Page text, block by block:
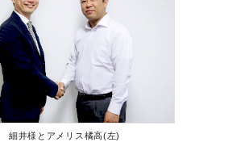
細井様とアメリス橘高(左)